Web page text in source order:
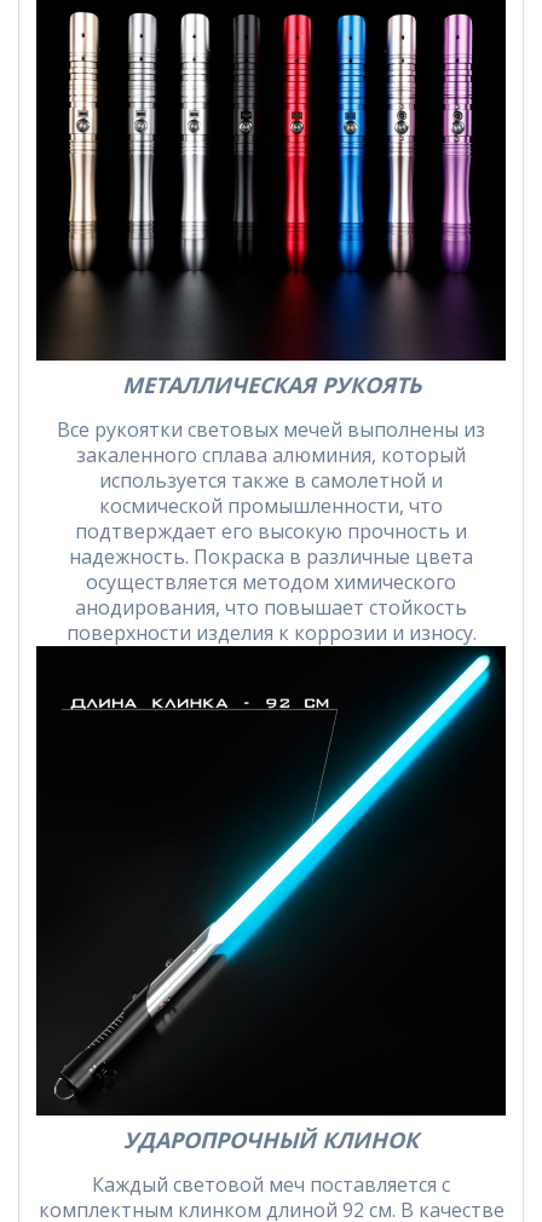
МЕТАЛЛИЧЕСКАЯ РУКОЯТЬ
Все рукоятки световых мечей выполнены из
закаленного сплава алюминия, который
используется также в самолетной и
космической промышленности, что
подтверждает его высокую прочность и
надежность. Покраска в различные цвета
осуществляется методом химического
анодирования, что повышает стойкость
поверхности изделия к коррозии и износу.
УДАРОПРОЧНЫЙ КЛИНОК
Каждый световой меч поставляется с
комплектным клинком длиной 92 см. В качестве